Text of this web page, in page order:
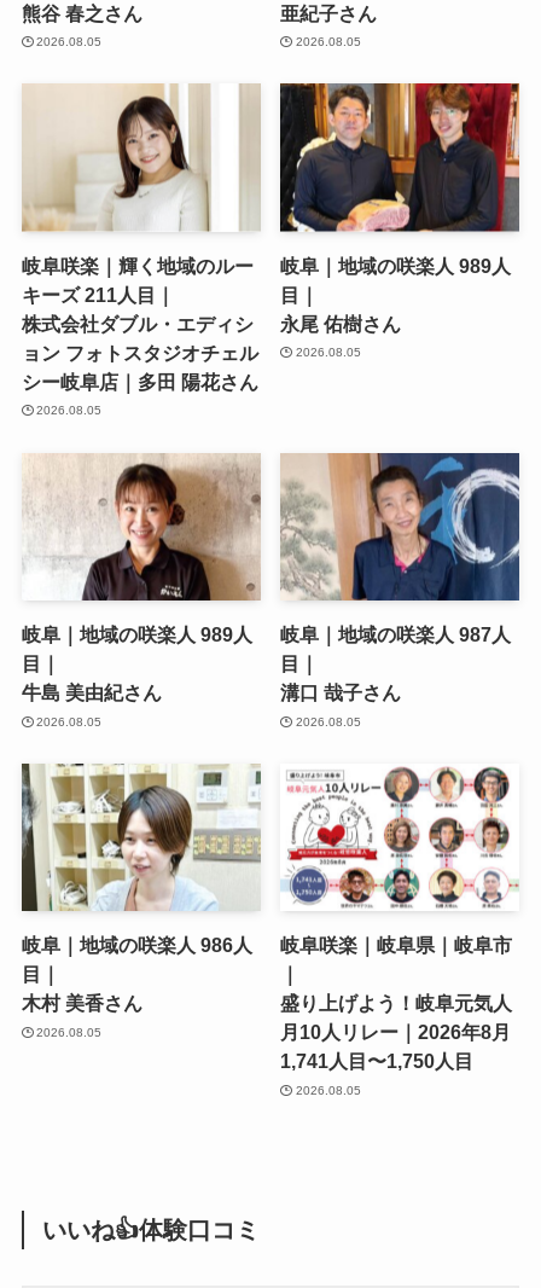
熊谷 春之さん
2026.08.05
亜紀子さん
2026.08.05
岐阜咲楽｜輝く地域のルー
キーズ 211人目｜
株式会社ダブル・エディシ
ョン フォトスタジオチェル
シー岐阜店｜多田 陽花さん
2026.08.05
岐阜｜地域の咲楽人 989人
目｜
永尾 佑樹さん
2026.08.05
岐阜｜地域の咲楽人 989人
目｜
牛島 美由紀さん
2026.08.05
岐阜｜地域の咲楽人 987人
目｜
溝口 哉子さん
2026.08.05
岐阜｜地域の咲楽人 986人
目｜
木村 美香さん
2026.08.05
岐阜咲楽｜岐阜県｜岐阜市
盛り上げよう！岐阜元気人
月10人リレー｜2026年8月
1,741人目〜1,750人目
2026.08.05
いいね👍体験口コミ